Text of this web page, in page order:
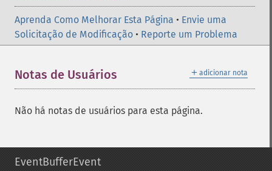
Aprenda Como Melhorar Esta Página • Envie uma
Solicitação de Modificação • Reporte um Problema
＋ adicionar nota
Notas de Usuários
Não há notas de usuários para esta página.
EventBufferEvent